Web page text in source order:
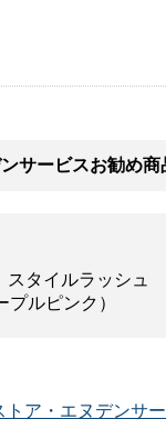
サービスお勧め商
スタイルラッシ
ルピンク）
トア・エヌデンサ